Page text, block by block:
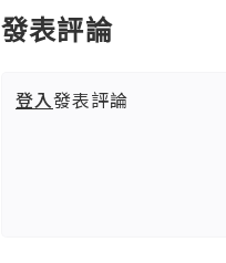
發表評論
登入發表評論